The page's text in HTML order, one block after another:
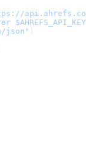
json" )